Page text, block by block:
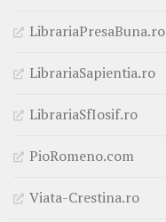
LibrariaPresaBuna.ro
LibrariaSapientia.ro
LibrariaSfIosif.ro
PioRomeno.com
Viata-Crestina.ro